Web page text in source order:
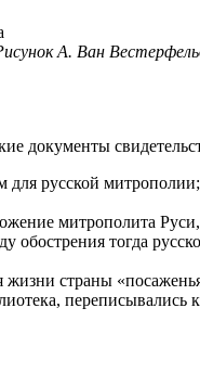
А. Ван
документы
русской
митрополита
обострения тогда
страны
переписывались